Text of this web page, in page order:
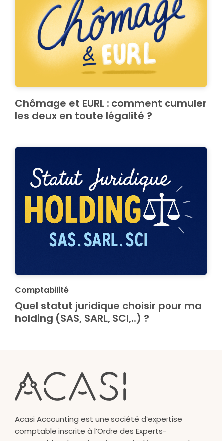
Chômage et EURL : comment cumuler
les deux en toute légalité ?
Comptabilité
Quel statut juridique choisir pour ma
holding (SAS, SARL, SCI,..) ?
Acasi Accounting est une société d’expertise
comptable inscrite à l’Ordre des Experts-